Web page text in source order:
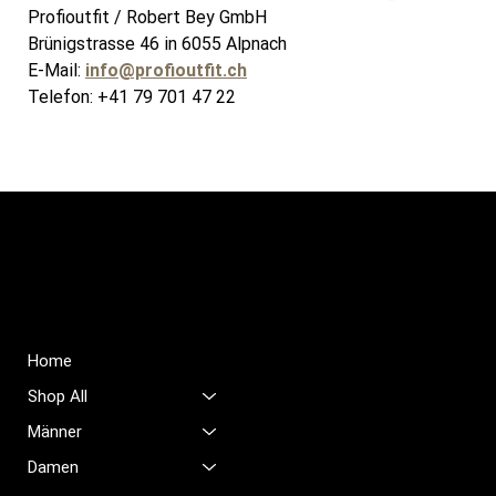
Profioutfit / Robert Bey GmbH
Brünigstrasse 46 in 6055 Alpnach
E-Mail: info@profioutfit.ch
Telefon: +41 79 701 47 22
Home
Shop All
Männer
Damen